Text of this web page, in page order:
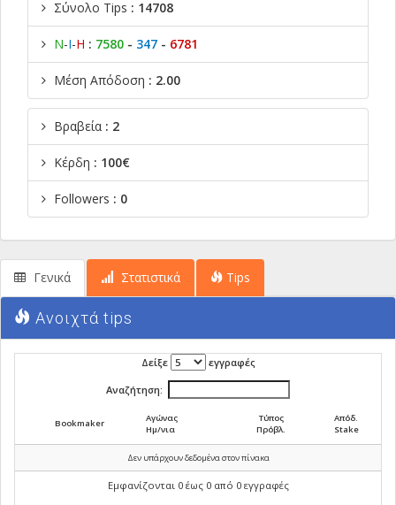
Σύνολο Tips : 14708
Ν-Ι-Η : 7580 - 347 - 6781
Μέση Απόδοση : 2.00
Βραβεία : 2
Κέρδη : 100€
Followers : 0
Γενικά Στατιστικά Tips
Ανοιχτά tips
Δείξε εγγραφές
Αναζήτηση:
Bookmaker
Αγώνας
Ημ/νια
Τύπος
Πρόβλ.
Απόδ.
Stake
Δεν υπάρχουν δεδομένα στον πίνακα
Εμφανίζονται 0 έως 0 από 0 εγγραφές